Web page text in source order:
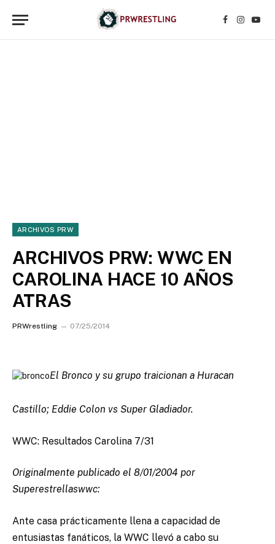
Facebook
ARCHIVOS PRW
ARCHIVOS PRW: WWC EN
CAROLINA HACE 10 AÑOS
ATRAS
PRWrestling 07/25/2014
El Bronco y su grupo traicionan a Huracan
Castillo; Eddie Colon vs Super Gladiador.
WWC: Resultados Carolina 7/31
Originalmente publicado el 8/01/2004 por
Superestrellaswwc:
Ante casa prácticamente llena a capacidad de
entusiastas fanáticos, la WWC llevó a cabo su